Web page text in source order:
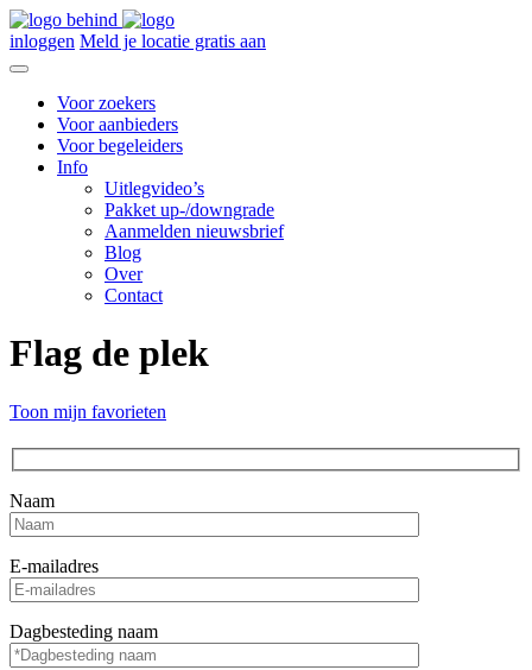
inloggen Meld je locatie gratis aan
Voor zoekers
Voor aanbieders
Voor begeleiders
Info
Uitlegvideo’s
Pakket up-/downgrade
Aanmelden nieuwsbrief
Blog
Over
Contact
Flag de plek
Toon mijn favorieten
Naam
E-mailadres
Dagbesteding naam